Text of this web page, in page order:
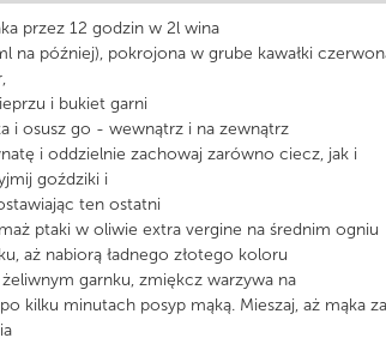
przez 12 godzin w 2l wina
na później), pokrojona w grube kawałki
i bukiet garni
i osusz go - wewnątrz i na zewnątrz
i oddzielnie zachowaj zarówno ciecz, jak i
goździki i
ten ostatni
ptaki w oliwie extra vergine na średnim ogniu
aż nabiorą ładnego złotego koloru
garnku, zmiękcz warzywa na
kilku minutach posyp mąką. Mieszaj, aż mąka